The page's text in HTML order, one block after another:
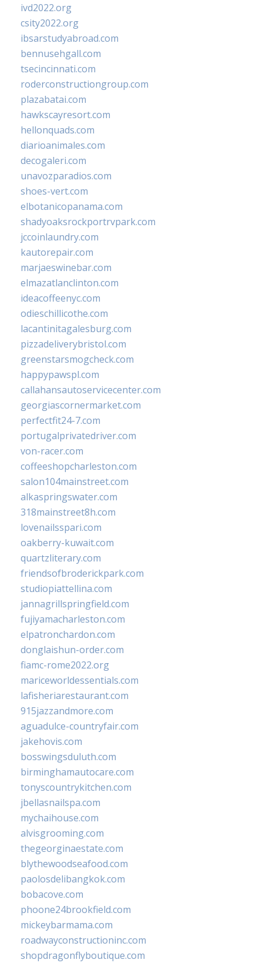
ivd2022.org
csity2022.org
ibsarstudyabroad.com
bennusehgall.com
tsecincinnati.com
roderconstructiongroup.com
plazabatai.com
hawkscayresort.com
hellonquads.com
diarioanimales.com
decogaleri.com
unavozparadios.com
shoes-vert.com
elbotanicopanama.com
shadyoaksrockportrvpark.com
jccoinlaundry.com
kautorepair.com
marjaeswinebar.com
elmazatlanclinton.com
ideacoffeenyc.com
odieschillicothe.com
lacantinitagalesburg.com
pizzadeliverybristol.com
greenstarsmogcheck.com
happypawspl.com
callahansautoservicecenter.com
georgiascornermarket.com
perfectfit24-7.com
portugalprivatedriver.com
von-racer.com
coffeeshopcharleston.com
salon104mainstreet.com
alkaspringswater.com
318mainstreet8h.com
lovenailsspari.com
oakberry-kuwait.com
quartzliterary.com
friendsofbroderickpark.com
studiopiattellina.com
jannagrillspringfield.com
fujiyamacharleston.com
elpatronchardon.com
donglaishun-order.com
fiamc-rome2022.org
mariceworldessentials.com
lafisheriarestaurant.com
915jazzandmore.com
aguadulce-countryfair.com
jakehovis.com
bosswingsduluth.com
birminghamautocare.com
tonyscountrykitchen.com
jbellasnailspa.com
mychaihouse.com
alvisgrooming.com
thegeorginaestate.com
blythewoodseafood.com
paolosdelibangkok.com
bobacove.com
phoone24brookfield.com
mickeybarmama.com
roadwayconstructioninc.com
shopdragonflyboutique.com